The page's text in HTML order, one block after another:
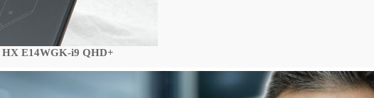
HX E14WGK-i9 QHD+